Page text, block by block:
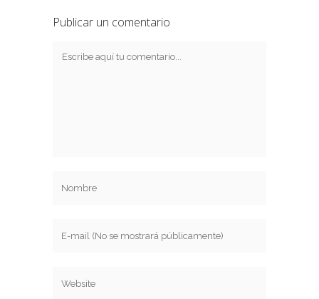
Publicar un comentario